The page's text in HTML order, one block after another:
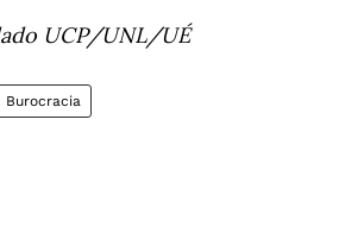
UCP/UNL/UÉ
Burocracia